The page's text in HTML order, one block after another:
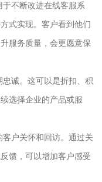
不断改进在线客服系
式实现。客户看到他们
服务质量，会更愿意保
诚。这可以是折扣、积
选择企业的产品或服
户关怀和回访。通过关
馈，可以增加客户感受